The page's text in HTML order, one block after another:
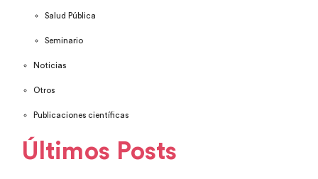
Salud Pública
Seminario
Noticias
Otros
Publicaciones científicas
Últimos Posts